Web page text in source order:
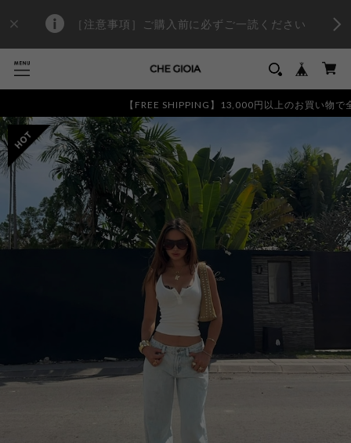
［注意事項］ご購入前に必ずご一読ください
【FREE SHIPPING】13,000円以上のお買い物で全国